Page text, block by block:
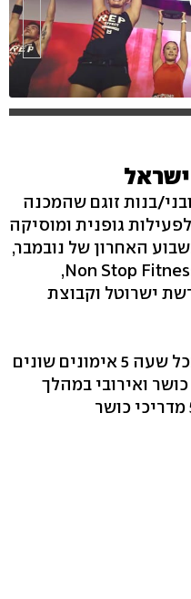
בנות זוגם שהמכנה
גופנית ומוסיקה
האחרון של נובמבר,
על מנת להשתתף בפסטיבל Non Stop Fitness,
ישרוטל וקבוצת
במסגרת הפסטיבל יתקיימו בכל שעה 5 אימונים שונים
הכל 85 אימוני כושר ואירובי במהלך
שלושת ימים, אותם יעבירו 50 מדריכי כושר